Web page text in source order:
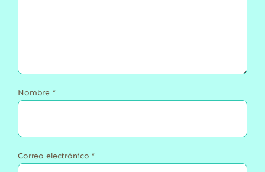
Nombre *
Correo electrónico *